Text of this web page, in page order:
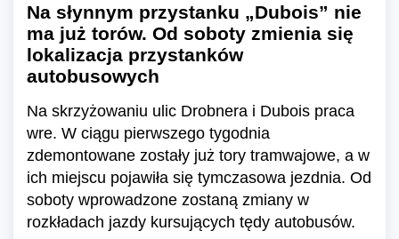
Na słynnym przystanku „Dubois” nie
ma już torów. Od soboty zmienia się
lokalizacja przystanków
autobusowych
Na skrzyżowaniu ulic Drobnera i Dubois praca
wre. W ciągu pierwszego tygodnia
zdemontowane zostały już tory tramwajowe, a w
ich miejscu pojawiła się tymczasowa jezdnia. Od
soboty wprowadzone zostaną zmiany w
rozkładach jazdy kursujących tędy autobusów.